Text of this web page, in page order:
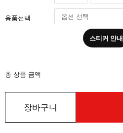
용품선택
스티커 안내
총 상품 금액
장바구니